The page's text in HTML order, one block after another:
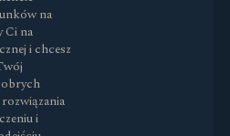
na
Ci na
i chcesz
i